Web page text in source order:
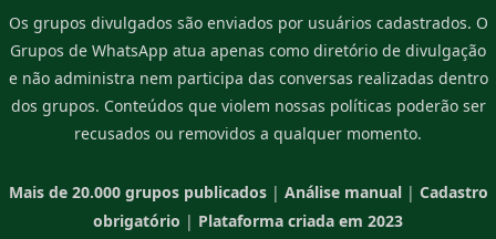
Os grupos divulgados são enviados por usuários cadastrados. O
Grupos de WhatsApp atua apenas como diretório de divulgação
e não administra nem participa das conversas realizadas dentro
dos grupos. Conteúdos que violem nossas políticas poderão ser
recusados ou removidos a qualquer momento.
Mais de 20.000 grupos publicados| Análise manual| Cadastro
obrigatório | Plataforma criada em 2023